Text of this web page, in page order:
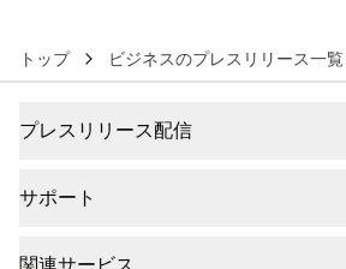
トップ ビジネスのプレスリリース一覧
プレスリリース配信
サポート